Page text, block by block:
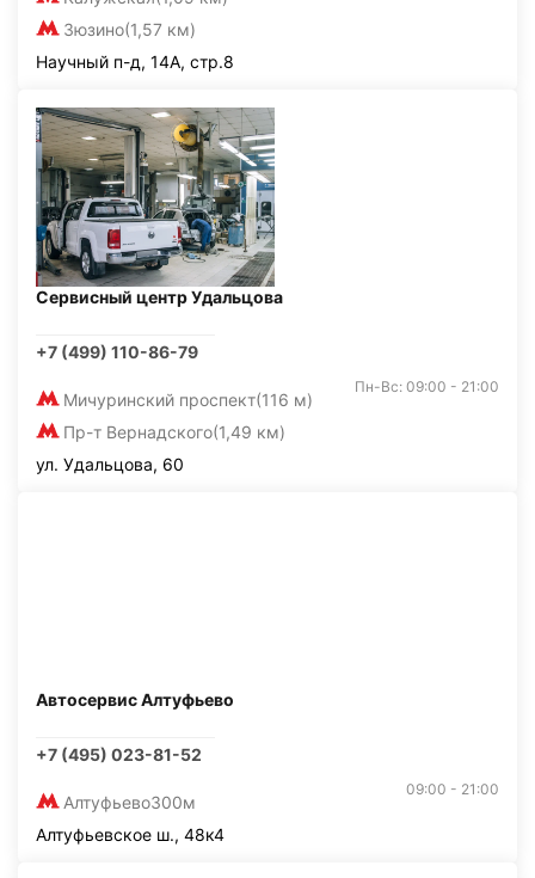
Зюзино(1,57 км)
Научный п-д, 14А, стр.8
Сервисный центр Удальцова
+7 (499) 110-86-79
Мичуринский проспект(116 м)
Пр-т Вернадского(1,49 км)
Пн-Вс: 09:00 - 21:00
ул. Удальцова, 60
Автосервис Алтуфьево
+7 (495) 023-81-52
Алтуфьево300м
09:00 - 21:00
Алтуфьевское ш., 48к4